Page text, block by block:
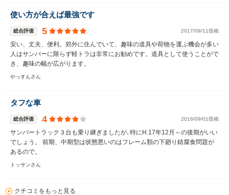
使い方が合えば最強です
総合評価 5 2017/09/11投稿
安い、丈夫、便利。郊外に住んでいて、趣味の道具や荷物を運ぶ機会が多い
人はサンバーに限らず軽トラは非常にお勧めです。道具として使うことがで
き、趣味の幅が広がります。
やっすんさん
タフな車
総合評価 4 2016/09/01投稿
サンバートラック３台も乗り継ぎましたが､特にH.17年12月～の後期がいい
でしょう。 前期、中期型は状態悪いのはフレーム類の下廻り錆腐食問題が
あるので。
トッサンさん
クチコミをもっと見る